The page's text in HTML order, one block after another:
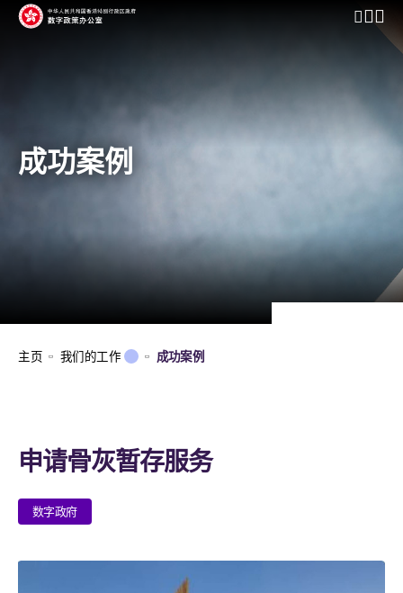
开启行
成功案例
主页 我们的工作 成功案例
申请骨灰暂存服务
数字政府